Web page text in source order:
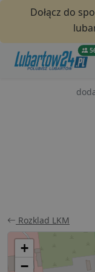
Dołącz do
Rozklad LKM
+
−